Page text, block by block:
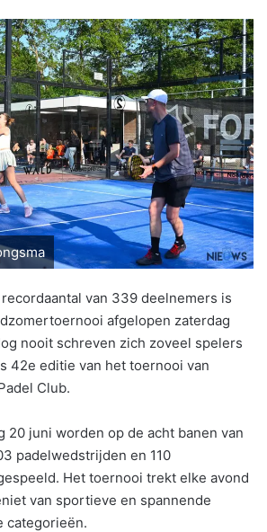
recordaantal van 339 deelnemers is
afgelopen zaterdag
nooit schreven zich zoveel spelers
42e editie van het toernooi van
Club.
20 juni worden op de acht banen van
padelwedstrijden en 110
Het toernooi trekt elke avond
van sportieve en spannende
categorieën.